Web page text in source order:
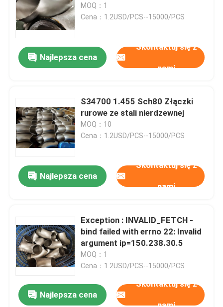
Produkty
O nas
Wycieczka po fabryce
MOQ：1
Cena：1.2USD/PCS--15000/PCS
Najlepsza cena
Skontaktuj się z
nami
S34700 1.455 Sch80 Złączki
rurowe ze stali nierdzewnej
MOQ：10
Cena：1.2USD/PCS--15000/PCS
Najlepsza cena
Skontaktuj się z
nami
Exception : INVALID_FETCH -
bind failed with errno 22: Invalid
argument ip=150.238.30.5
MOQ：1
Cena：1.2USD/PCS--15000/PCS
Najlepsza cena
Skontaktuj się z